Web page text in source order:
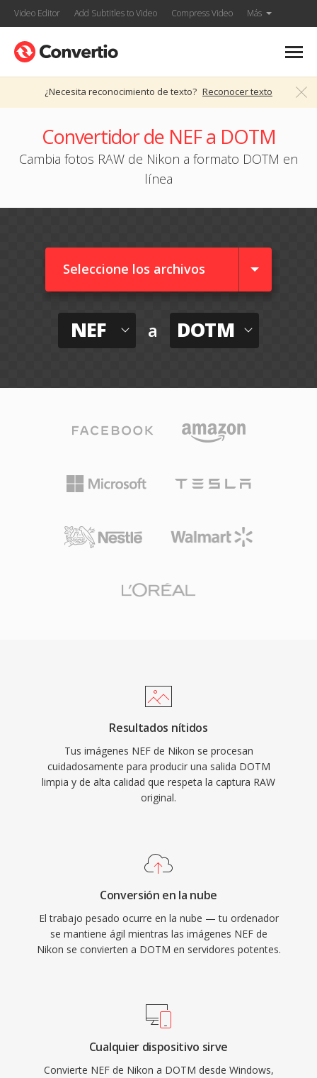
Video Editor Add Subtitles to Video Compress Video Más
¿Necesita reconocimiento de texto? Reconocer texto
Convertidor de NEF a DOTM
Cambia fotos RAW de Nikon a formato DOTM en
línea
Seleccione los archivos
NEF a DOTM
Resultados nítidos
Tus imágenes NEF de Nikon se procesan
cuidadosamente para producir una salida DOTM
limpia y de alta calidad que respeta la captura RAW
original.
Conversión en la nube
El trabajo pesado ocurre en la nube — tu ordenador
se mantiene ágil mientras las imágenes NEF de
Nikon se convierten a DOTM en servidores potentes.
Cualquier dispositivo sirve
Convierte NEF de Nikon a DOTM desde Windows,